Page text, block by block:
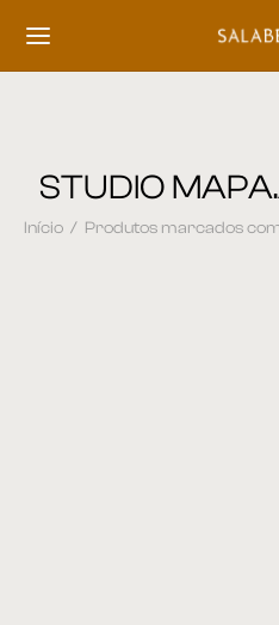
STUDIO
Início / Produtos marcados com